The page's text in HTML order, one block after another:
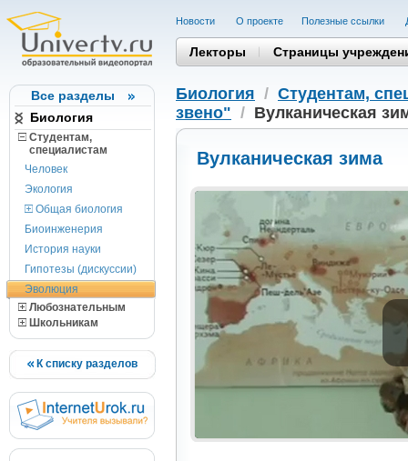
Все разделы
Биология
Студентам,
cпециалистам
Человек
Экология
Общая биология
Биоинженерия
История науки
Гипотезы (дискуссии)
Эволюция
Любознательным
Школьникам
К списку разделов
Новости О проекте Полезные cсылки
Лекторы Страницы
Биология / Студентам,
звено" / Вулканическая
Вулканическая зима